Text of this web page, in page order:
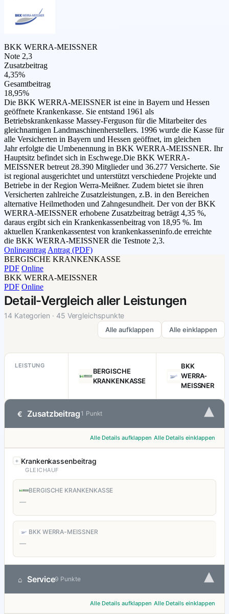
BKK WERRA-MEISSNER
Note 2,3
Zusatzbeitrag
4,35%
Gesamtbeitrag
18,95%
Die BKK WERRA-MEISSNER ist eine in Bayern und Hessen
geöffnete Krankenkasse. Sie entstand 1961 als
Betriebskrankenkasse Massey-Ferguson für die Mitarbeiter des
gleichnamigen Landmaschinenherstellers. 1996 wurde die Kasse für
alle Versicherten in Bayern und Hessen geöffnet, im gleichen
Jahr erfolgte die Umbenennung in BKK WERRA-MEISSNER. Ihr
Hauptsitz befindet sich in Eschwege.Die BKK WERRA-
MEISSNER betreut 28.390 Mitglieder und 36.277 Versicherte. Sie
ist regional ausgerichtet und unterstützt verschiedene Projekte und
Betriebe in der Region Werra-Meißner. Zudem bietet sie ihren
Versicherten zahlreiche Zusatzleistungen, z.B. in den Bereichen
alternative Heilmethoden und Zahngesundheit. Der von der BKK
WERRA-MEISSNER erhobene Zusatzbeitrag beträgt 4,35 %,
daraus ergibt sich ein Krankenkassenbeitrag von 18,95 %. Im
aktuellen Krankenkassentest von krankenkasseninfo.de erreichte
die BKK WERRA-MEISSNER die Testnote 2,3.
Onlineantrag Antrag (PDF)
BERGISCHE KRANKENKASSE
PDF Online
BKK WERRA-MEISSNER
PDF Online
Detail-Vergleich aller Leistungen
14 Kategorien · 45 Vergleichspunkte
Alle aufklappen Alle einklappen
LEISTUNG
BERGISCHE
KRANKENKASSE
BKK
WERRA-
MEISSNER
€ Zusatzbeitrag 1 Punkt ▾
Alle Details aufklappen Alle Details einklappen
Krankenkassenbeitrag
GLEICHAUF
BERGISCHE KRANKENKASSE
—
BKK WERRA-MEISSNER
—
⌂ Service9 Punkte ▾
Alle Details aufklappen Alle Details einklappen